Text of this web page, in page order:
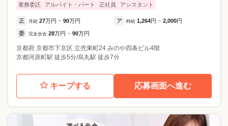
業務委託
アルバイト・パート 正社員 アシスタント
正 月給 27万円 ~ 90万円 ア 時給 1,264円 ~ 2,000円
委 完全歩合 28万円 ~ 90万円
京都府 京都市下京区 立売東町24 みのや四条ビル4階
京都河原町駅 徒歩5分/烏丸駅 徒歩7分
キープする 応募画面へ進む